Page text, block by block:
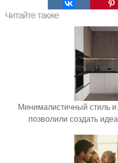
Читайте также
Минималистичный стиль
позволили создать